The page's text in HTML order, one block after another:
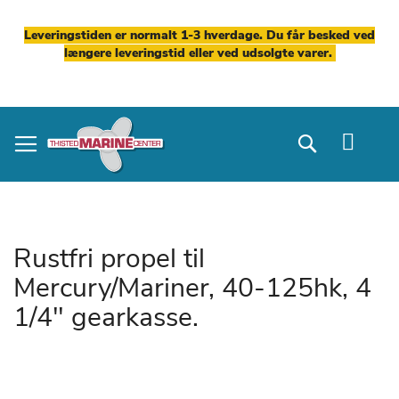
Leveringstiden er normalt 1-3 hverdage. Du får besked ved
længere leveringstid eller ved udsolgte varer.
to
Content
Search
Rustfri propel til
Mercury/Mariner, 40-125hk, 4
1/4" gearkasse.